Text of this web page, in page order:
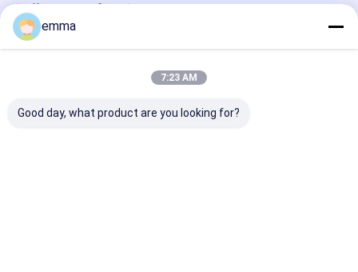
推薦されたプロダクト
emma
7:23 AM
Good day, what product are you looking for?